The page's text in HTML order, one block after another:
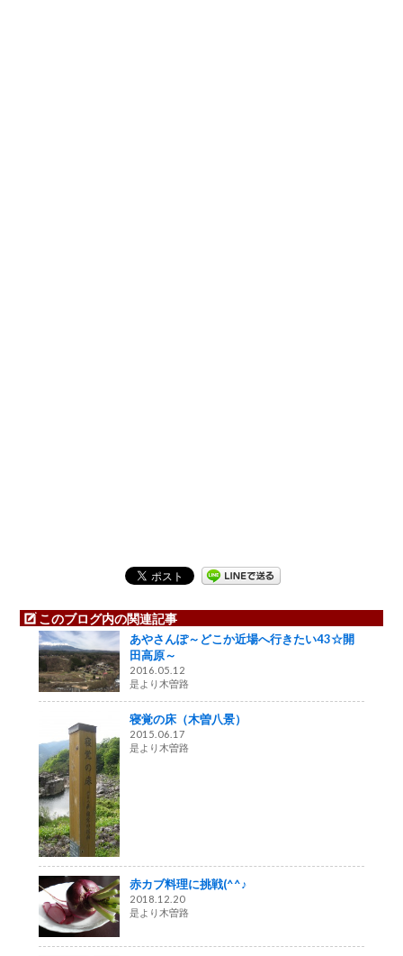
このブログ内の関連記事
あやさんぽ～どこか近場へ行きたい43☆開
田高原～
2016.05.12
是より木曽路
寝覚の床（木曽八景）
2015.06.17
是より木曽路
赤カブ料理に挑戦(^^♪
2018.12.20
是より木曽路